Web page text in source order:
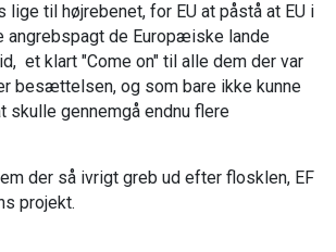
lige til højrebenet, for EU at påstå at EU i
angrebspagt de Europæiske lande
et klart "Come on" til alle dem der var
besættelsen, og som bare ikke kunne
skulle gennemgå endnu flere
der så ivrigt greb ud efter flosklen, EF
projekt.